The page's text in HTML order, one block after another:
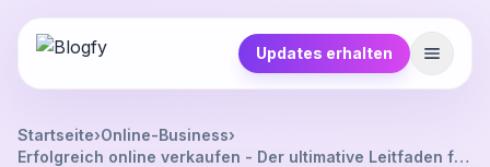
Updates erhalten
Startseite›Online-Business›
Erfolgreich online verkaufen - Der ultimative Leitfaden für